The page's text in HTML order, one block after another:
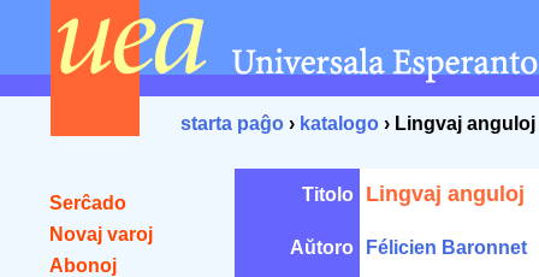
starta paĝo › katalogo › Lingvaj anguloj
Serĉado
Novaj varoj
Abonoj
Titolo Lingvaj anguloj
Aŭtoro Félicien Baronnet